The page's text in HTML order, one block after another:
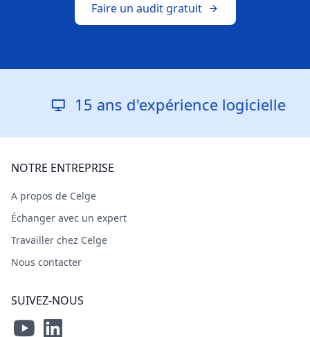
Faire un audit gratuit
15 ans d'expérience logicielle
NOTRE ENTREPRISE
A propos de Celge
Échanger avec un expert
Travailler chez Celge
Nous contacter
SUIVEZ-NOUS